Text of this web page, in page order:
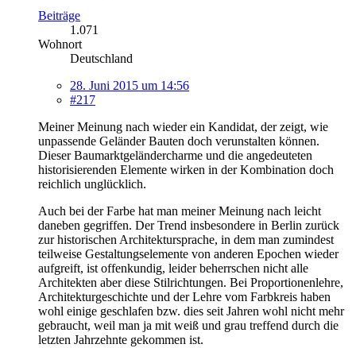
Beiträge
1.071
Wohnort
Deutschland
28. Juni 2015 um 14:56
#217
Meiner Meinung nach wieder ein Kandidat, der zeigt, wie
unpassende Geländer Bauten doch verunstalten können.
Dieser Baumarktgeländercharme und die angedeuteten
historisierenden Elemente wirken in der Kombination doch
reichlich unglücklich.
Auch bei der Farbe hat man meiner Meinung nach leicht
daneben gegriffen. Der Trend insbesondere in Berlin zurück
zur historischen Architektursprache, in dem man zumindest
teilweise Gestaltungselemente von anderen Epochen wieder
aufgreift, ist offenkundig, leider beherrschen nicht alle
Architekten aber diese Stilrichtungen. Bei Proportionenlehre,
Architekturgeschichte und der Lehre vom Farbkreis haben
wohl einige geschlafen bzw. dies seit Jahren wohl nicht mehr
gebraucht, weil man ja mit weiß und grau treffend durch die
letzten Jahrzehnte gekommen ist.